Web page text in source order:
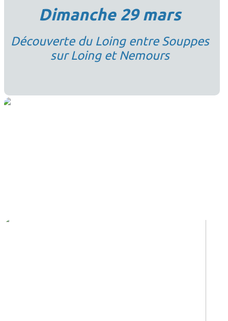
Dimanche 29 mars
Découverte du Loing entre Souppes
sur Loing et Nemours